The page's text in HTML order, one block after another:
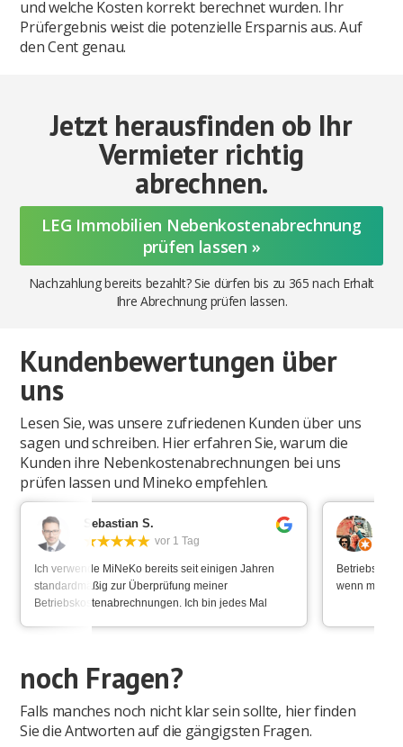
und welche Kosten korrekt berechnet wurden. Ihr
Prüfergebnis weist die potenzielle Ersparnis aus. Auf
den Cent genau.
Jetzt herausfinden ob Ihr
Vermieter richtig
abrechnen.
LEG Immobilien Nebenkostenabrechnung
prüfen lassen »
Nachzahlung bereits bezahlt? Sie dürfen bis zu 365 nach Erhalt
Ihre Abrechnung prüfen lassen.
Kundenbewertungen über
uns
Lesen Sie, was unsere zufriedenen Kunden über uns
sagen und schreiben. Hier erfahren Sie, warum die
Kunden ihre Nebenkostenabrechnungen bei uns
prüfen lassen und Mineko empfehlen.
Sebastian S.
vor 1 Tag
Ich verwende MiNeKo bereits seit einigen Jahren
standardmäßig zur Überprüfung meiner
Betriebskostenabrechnungen. Ich bin jedes Mal
jemanden und die Antwortgeschwindigkeit ist
vorbildlich. Jährlich meine BK-Abrechnung prüfen zu
lassen, gibt mir einfach das gute Gefühl, dass alles
seine Ordnung hat und berechtigt ist. Danke und im
nächsten Jahr dann wieder ;-)
wenn man
noch Fragen?
Falls manches noch nicht klar sein sollte, hier finden
Sie die Antworten auf die gängigsten Fragen.